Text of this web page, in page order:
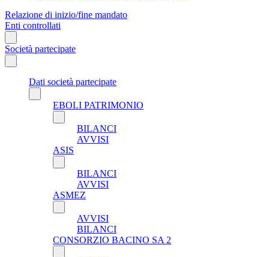
Relazione di inizio/fine mandato
Enti controllati
Società partecipate
Dati società partecipate
EBOLI PATRIMONIO
BILANCI
AVVISI
ASIS
BILANCI
AVVISI
ASMEZ
AVVISI
BILANCI
CONSORZIO BACINO SA 2